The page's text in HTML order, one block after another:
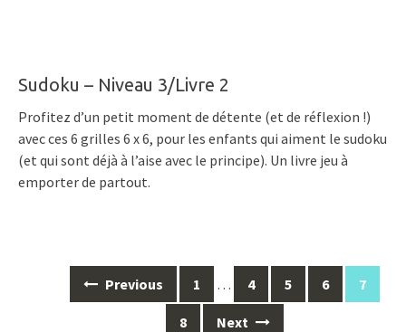
Sudoku – Niveau 3/Livre 2
Profitez d’un petit moment de détente (et de réflexion !)
avec ces 6 grilles 6 x 6, pour les enfants qui aiment le sudoku
(et qui sont déjà à l’aise avec le principe). Un livre jeu à
emporter de partout.
navigation Previous 1 … 4 5 6 7
8 Next